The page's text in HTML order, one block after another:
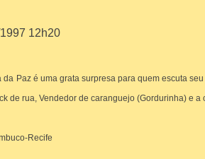
12h20
da Paz é uma grata surpresa para quem escuta
de rua, Vendedor de caranguejo (Gordurinha) e
Recife